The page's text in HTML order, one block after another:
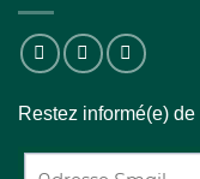
Restez informé(e)